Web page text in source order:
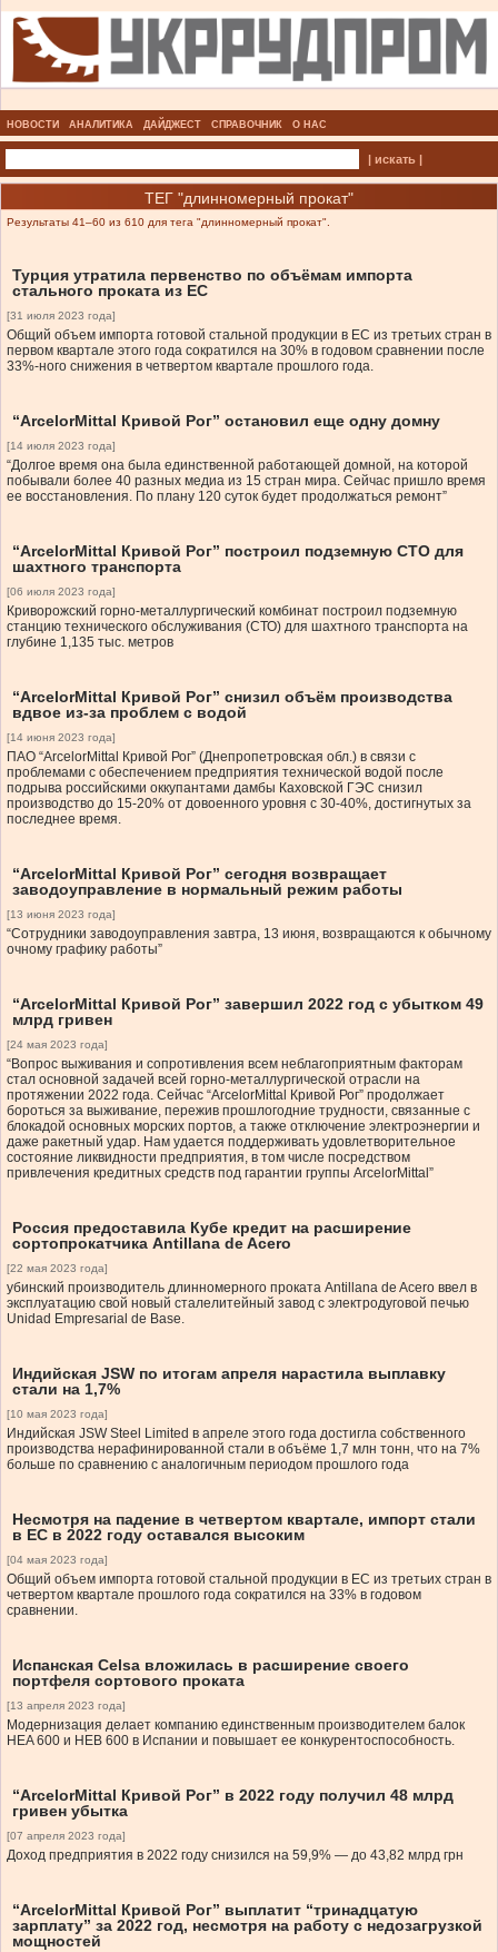
НОВОСТИ АНАЛИТИКА ДАЙДЖЕСТ СПРАВОЧНИК О НАС
| искать |
ТЕГ "длинномерный прокат"
Результаты 41–60 из 610 для тега "длинномерный прокат".
Турция утратила первенство по объёмам импорта
стального проката из ЕС
[31 июля 2023 года]
Общий объем импорта готовой стальной продукции в ЕС из третьих стран в
первом квартале этого года сократился на 30% в годовом сравнении после
33%-ного снижения в четвертом квартале прошлого года.
“ArcelorMittal Кривой Рог” остановил еще одну домну
[14 июля 2023 года]
“Долгое время она была единственной работающей домной, на которой
побывали более 40 разных медиа из 15 стран мира. Сейчас пришло время
ее восстановления. По плану 120 суток будет продолжаться ремонт”
“ArcelorMittal Кривой Рог” построил подземную СТО для
шахтного транспорта
[06 июля 2023 года]
Криворожский горно-металлургический комбинат построил подземную
станцию технического обслуживания (СТО) для шахтного транспорта на
глубине 1,135 тыс. метров
“ArcelorMittal Кривой Рог” снизил объём производства
вдвое из-за проблем с водой
[14 июня 2023 года]
ПАО “ArcelorMittal Кривой Рог” (Днепропетровская обл.) в связи с
проблемами с обеспечением предприятия технической водой после
подрыва российскими оккупантами дамбы Каховской ГЭС снизил
производство до 15-20% от довоенного уровня с 30-40%, достигнутых за
последнее время.
“ArcelorMittal Кривой Рог” сегодня возвращает
заводоуправление в нормальный режим работы
[13 июня 2023 года]
“Сотрудники заводоуправления завтра, 13 июня, возвращаются к обычному
очному графику работы”
“ArcelorMittal Кривой Рог” завершил 2022 год с убытком 49
млрд гривен
[24 мая 2023 года]
“Вопрос выживания и сопротивления всем неблагоприятным факторам
стал основной задачей всей горно-металлургической отрасли на
протяжении 2022 года. Сейчас “ArcelorMittal Кривой Рог” продолжает
бороться за выживание, пережив прошлогодние трудности, связанные с
блокадой основных морских портов, а также отключение электроэнергии и
даже ракетный удар. Нам удается поддерживать удовлетворительное
состояние ликвидности предприятия, в том числе посредством
привлечения кредитных средств под гарантии группы ArcelorMittal”
Россия предоставила Кубе кредит на расширение
сортопрокатчика Antillana de Acero
[22 мая 2023 года]
убинский производитель длинномерного проката Antillana de Acero ввел в
эксплуатацию свой новый сталелитейный завод с электродуговой печью
Unidad Empresarial de Base.
Индийская JSW по итогам апреля нарастила выплавку
стали на 1,7%
[10 мая 2023 года]
Индийская JSW Steel Limited в апреле этого года достигла собственного
производства нерафинированной стали в объёме 1,7 млн тонн, что на 7%
больше по сравнению с аналогичным периодом прошлого года
Несмотря на падение в четвертом квартале, импорт стали
в ЕС в 2022 году оставался высоким
[04 мая 2023 года]
Общий объем импорта готовой стальной продукции в ЕС из третьих стран в
четвертом квартале прошлого года сократился на 33% в годовом
сравнении.
Испанская Celsa вложилась в расширение своего
портфеля сортового проката
[13 апреля 2023 года]
Модернизация делает компанию единственным производителем балок
HEA 600 и HEB 600 в Испании и повышает ее конкурентоспособность.
“ArcelorMittal Кривой Рог” в 2022 году получил 48 млрд
гривен убытка
[07 апреля 2023 года]
Доход предприятия в 2022 году снизился на 59,9% — до 43,82 млрд грн
“ArcelorMittal Кривой Рог” выплатит “тринадцатую
зарплату” за 2022 год, несмотря на работу с недозагрузкой
мощностей